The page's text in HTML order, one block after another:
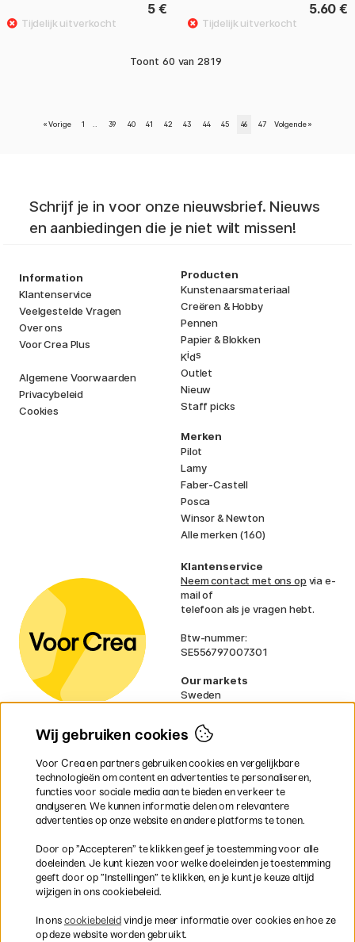
5 € 5.60 €
Toont 60 van 2819
« Vorige 1 39 40 41 42 43 44 45 46 47 Volgende »
Schrijf je in voor onze nieuwsbrief. Nieuws
en aanbiedingen die je niet wilt missen!
Information
Klantenservice
Veelgestelde Vragen
Over ons
Voor Crea Plus
Algemene Voorwaarden
Privacybeleid
Cookies
Producten
Kunstenaarsmateriaal
Creëren & Hobby
Pennen
Papier & Blokken
Kids
Outlet
Nieuw
Staff picks
Merken
Pilot
Lamy
Faber-Castell
Posca
Winsor & Newton
Alle merken (160)
Klantenservice
Neem contact met ons op via e-
mail of
telefoon als je vragen hebt.
Btw-nummer:
SE556797007301
Our markets
Sweden
Denmark
Finland
Ireland
Germany
UK
EU
gelden voor volumineuze producten.
Snel en veilig met creditcard of iDEAL
Wij gebruiken cookies
Voor Crea en partners gebruiken cookies en vergelijkbare
technologieën om content en advertenties te personaliseren,
functies voor sociale media aan te bieden en verkeer te
analyseren. We kunnen informatie delen om relevantere
advertenties op onze website en andere platforms te tonen.
Door op ”Accepteren” te klikken geef je toestemming voor alle
doeleinden. Je kunt kiezen voor welke doeleinden je toestemming
geeft door op ”Instellingen” te klikken, en je kunt je keuze altijd
wijzigen in ons cookiebeleid.
In ons cookiebeleid vind je meer informatie over cookies en hoe ze
op deze website worden gebruikt.